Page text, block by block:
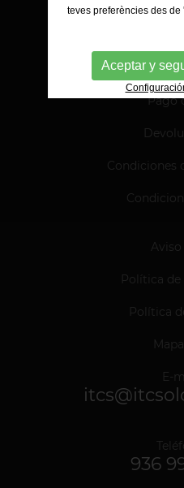
Pago
Condiciones
Aviso
Política
Política
E-
936
teves preferències des de
Aceptar y